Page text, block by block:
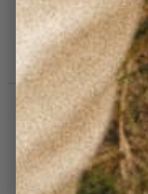
ENVOYER
© Côtelé Paris
Méthodes de paiement